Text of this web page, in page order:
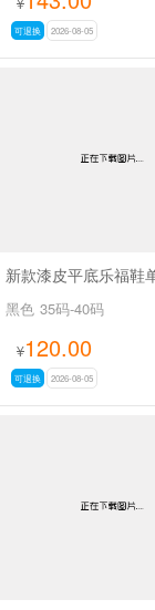
可退换 2026-08-05
黑色 35码-40码
¥120.00
可退换 2026-08-05